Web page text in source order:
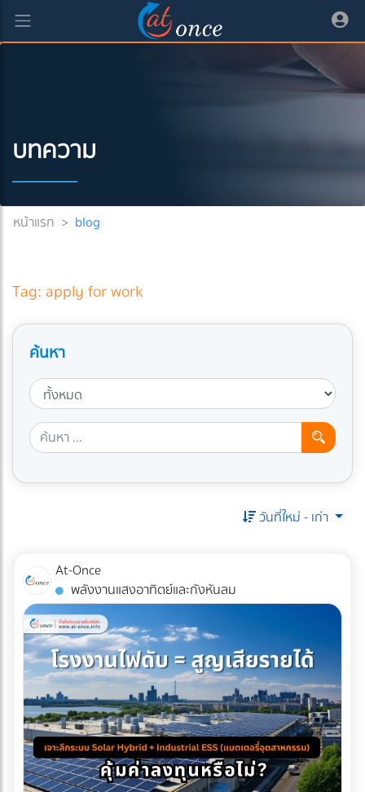
บทความ
หน้าแรก > blog
Tag: apply for work
ค้นหา
วันที่ใหม่ - เก่า
At-Once
พลังงานแสงอาทิตย์และกังหันลม